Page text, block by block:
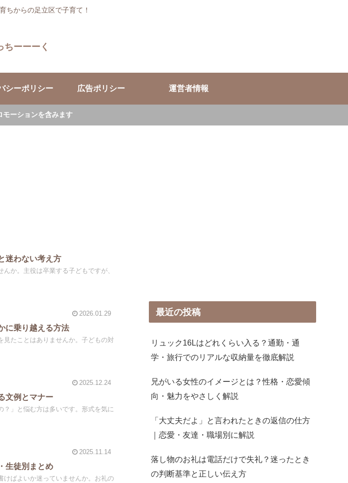
ちからの足立区で子育て！
ちーーーく
シーポリシー 広告ポリシー 運営者情報
モーションを含みます
迷わない考え方
か。主役は卒業する子どもですが、
2026.01.29
に乗り越える方法
見たことはありませんか。子どもの対
2025.12.24
文例とマナー
？」と悩む方は多いです。形式を気に
2025.11.14
生徒別まとめ
けばよいか迷っていませんか。お礼の
最近の投稿
リュック16Lはどれくらい入る？通勤・通
学・旅行でのリアルな収納量を徹底解説
兄がいる女性のイメージとは？性格・恋愛傾
向・魅力をやさしく解説
「大丈夫だよ」と言われたときの返信の仕方
｜恋愛・友達・職場別に解説
落し物のお礼は電話だけで失礼？迷ったとき
の判断基準と正しい伝え方